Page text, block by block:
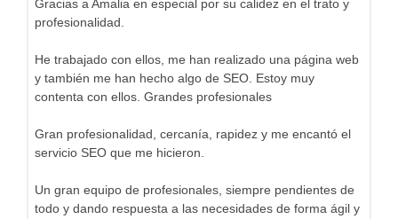
Gracias a Amalia en especial por su calidez en el trato y
profesionalidad.
He trabajado con ellos, me han realizado una página web
y también me han hecho algo de SEO. Estoy muy
contenta con ellos. Grandes profesionales
Gran profesionalidad, cercanía, rapidez y me encantó el
servicio SEO que me hicieron.
Un gran equipo de profesionales, siempre pendientes de
todo y dando respuesta a las necesidades de forma ágil y